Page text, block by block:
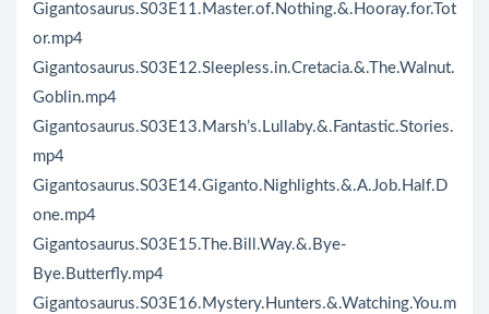
Gigantosaurus.S03E11.Master.of.Nothing.&.Hooray.for.Tot
or.mp4
Gigantosaurus.S03E12.Sleepless.in.Cretacia.&.The.Walnut.
Goblin.mp4
Gigantosaurus.S03E13.Marsh’s.Lullaby.&.Fantastic.Stories.
mp4
Gigantosaurus.S03E14.Giganto.Nighlights.&.A.Job.Half.D
one.mp4
Gigantosaurus.S03E15.The.Bill.Way.&.Bye-
Bye.Butterfly.mp4
Gigantosaurus.S03E16.Mystery.Hunters.&.Watching.You.m